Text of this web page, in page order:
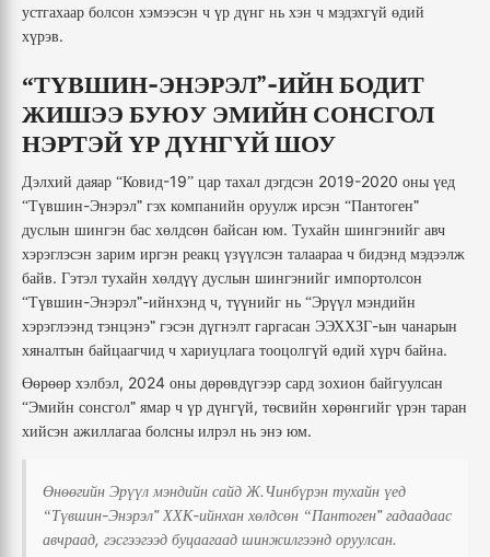
устгахаар болсон хэмээсэн ч үр дүнг нь хэн ч мэдэхгүй өдий
хүрэв.
“ТҮВШИН-ЭНЭРЭЛ”-ИЙН БОДИТ
ЖИШЭЭ БУЮУ ЭМИЙН СОНСГОЛ
НЭРТЭЙ ҮР ДҮНГҮЙ ШОУ
Дэлхий даяар “Ковид-19” цар тахал дэгдсэн 2019-2020 оны үед
“Түвшин-Энэрэл” гэх компанийн оруулж ирсэн “Пантоген”
дуслын шингэн бас хөлдсөн байсан юм. Тухайн шингэнийг авч
хэрэглэсэн зарим иргэн реакц үзүүлсэн талаараа ч бидэнд мэдээлж
байв. Гэтэл тухайн хөлдүү дуслын шингэнийг импортолсон
“Түвшин-Энэрэл”-ийнхэнд ч, түүнийг нь “Эрүүл мэндийн
хэрэглээнд тэнцэнэ” гэсэн дүгнэлт гаргасан ЭЭХХЗГ-ын чанарын
хяналтын байцаагчид ч хариуцлага тооцолгүй өдий хүрч байна.
Өөрөөр хэлбэл, 2024 оны дөрөвдүгээр сард зохион байгуулсан
“Эмийн сонсгол” ямар ч үр дүнгүй, төсвийн хөрөнгийг үрэн таран
хийсэн ажиллагаа болсны илрэл нь энэ юм.
Өнөөгийн Эрүүл мэндийн сайд Ж.Чинбүрэн тухайн үед
“Түвшин-Энэрэл” ХХК-ийнхан хөлдсөн “Пантоген” гадаадаас
авчраад, гэсгээгээд буцаагаад шинжилгээнд оруулсан.